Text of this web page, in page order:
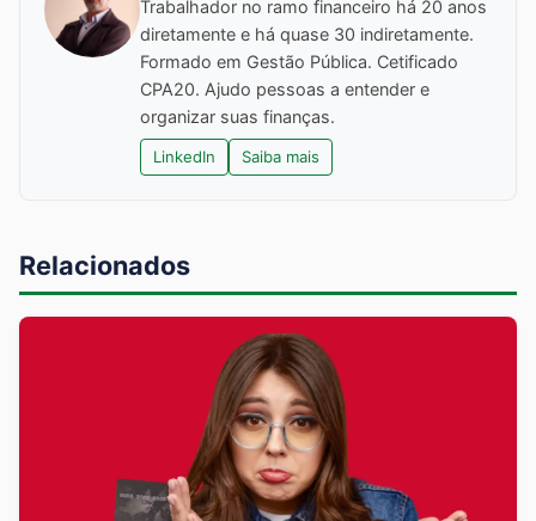
Trabalhador no ramo financeiro há 20 anos
diretamente e há quase 30 indiretamente.
Formado em Gestão Pública. Cetificado
CPA20. Ajudo pessoas a entender e
organizar suas finanças.
LinkedIn Saiba mais
Relacionados